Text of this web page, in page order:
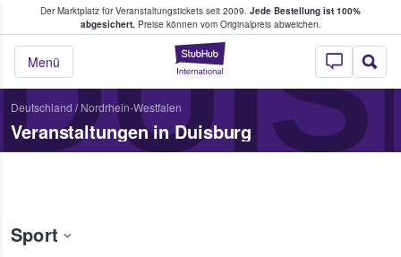
Der Marktplatz für Veranstaltungstickets seit 2009. Jede Bestellung ist 100%
abgesichert.Preise können vom Originalpreis abweichen.
StubHub - Wo
Menü
Tickets kaufen & verkaufen
Deutschland / Nordrhein-Westfalen
Veranstaltungen in Duisburg
Sport